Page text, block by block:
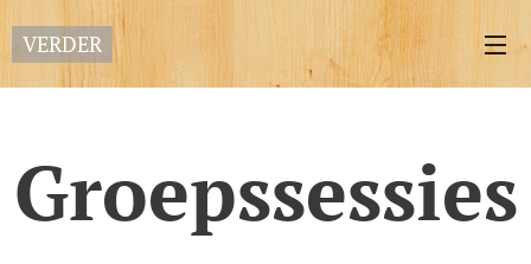
VERDER
Groepssessies